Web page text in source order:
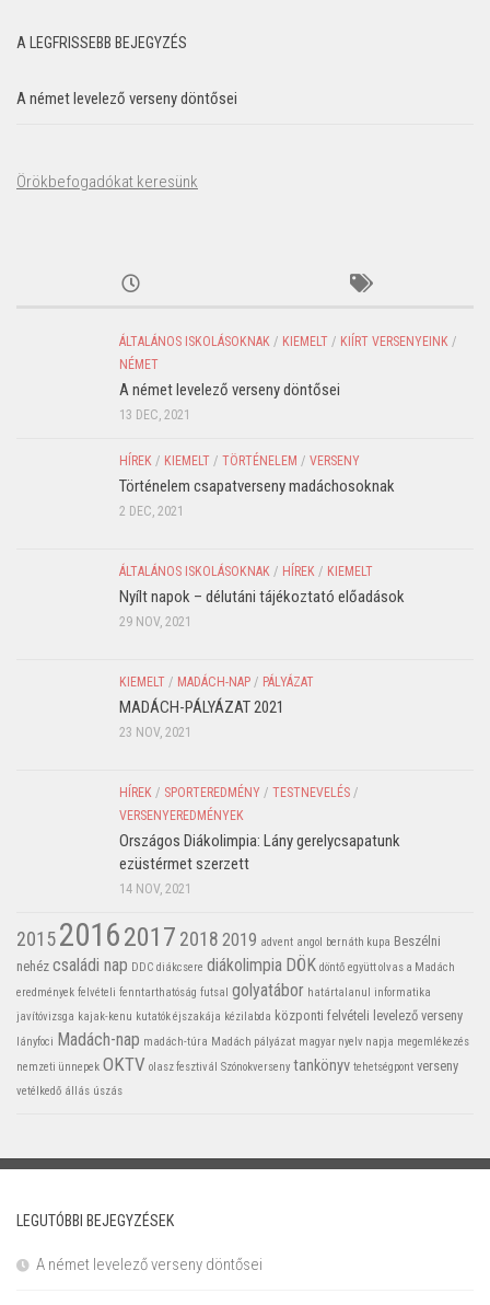
A LEGFRISSEBB BEJEGYZÉS
A német levelező verseny döntősei
Örökbefogadókat keresünk
ÁLTALÁNOS ISKOLÁSOKNAK / KIEMELT / KIÍRT VERSENYEINK /
NÉMET
A német levelező verseny döntősei
13 DEC, 2021
HÍREK / KIEMELT / TÖRTÉNELEM / VERSENY
Történelem csapatverseny madáchosoknak
2 DEC, 2021
ÁLTALÁNOS ISKOLÁSOKNAK / HÍREK / KIEMELT
Nyílt napok – délutáni tájékoztató előadások
29 NOV, 2021
KIEMELT / MADÁCH-NAP / PÁLYÁZAT
MADÁCH-PÁLYÁZAT 2021
23 NOV, 2021
HÍREK / SPORTEREDMÉNY / TESTNEVELÉS /
VERSENYEREDMÉNYEK
Országos Diákolimpia: Lány gerelycsapatunk
ezüstérmet szerzett
14 NOV, 2021
201520162017 2018 2019 advent angol bernáth kupa Beszélni
nehéz családi nap DDC diákcsere diákolimpia DÖK döntő együtt olvas a Madách
eredmények felvételi fenntarthatóság futsal golyatábor határtalanul informatika
javítóvizsga kajak-kenu kutatók éjszakája kézilabda központi felvételi levelező verseny
lányfoci Madách-nap madách-túra Madách pályázat magyar nyelv napja megemlékezés
nemzeti ünnepek OKTV olasz fesztivál Szónokverseny tankönyv tehetségpont verseny
vetélkedő állás úszás
LEGUTÓBBI BEJEGYZÉSEK
A német levelező verseny döntősei